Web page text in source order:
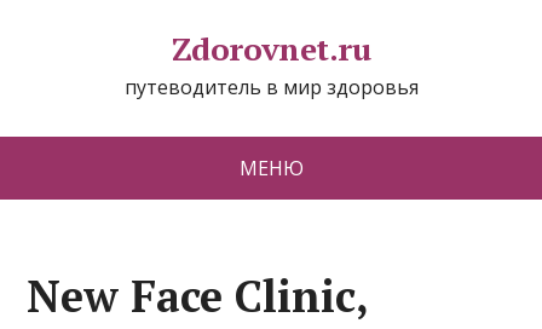
Zdorovnet.ru
путеводитель в мир здоровья
МЕНЮ
New Face Clinic,